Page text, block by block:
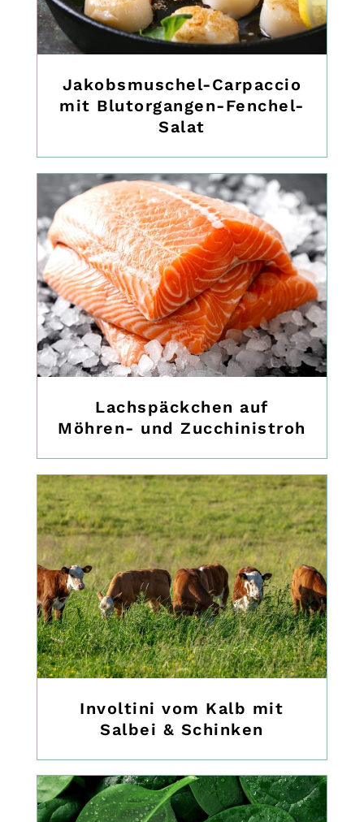
Jakobsmuschel-Carpaccio
mit Blutorgangen-Fenchel-
Salat
Lachspäckchen auf
Möhren- und Zucchinistroh
Involtini vom Kalb mit
Salbei & Schinken